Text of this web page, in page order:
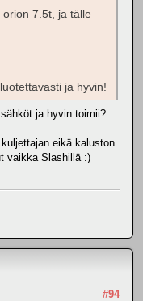
7.5t, ja tälle
ja hyvin!
ja hyvin toimii?
eikä kaluston
vaikka Slashillä :)
#94